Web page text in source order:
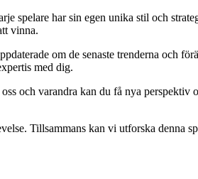
spelare har sin egen unika stil och
vinna.
om de senaste trenderna och
med dig.
och varandra kan du få nya perspektiv
Tillsammans kan vi utforska denna